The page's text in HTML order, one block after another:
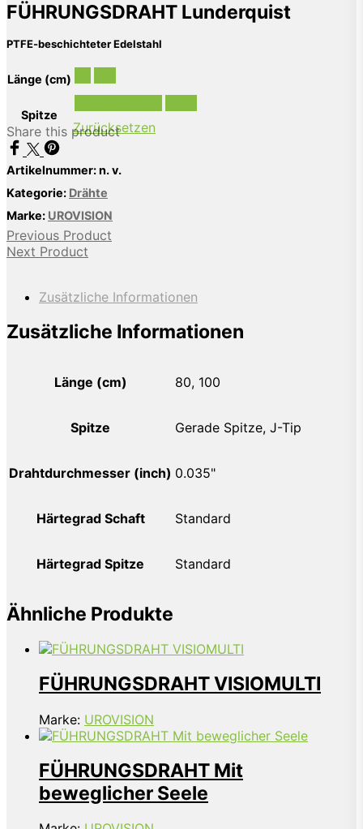
FÜHRUNGSDRAHT Lunderquist
PTFE-beschichteter Edelstahl
Länge (cm)
Spitze
Zurücksetzen
Share this product
Artikelnummer:n. v.
Kategorie: Drähte
Marke: UROVISION
Previous Product
Next Product
Zusätzliche Informationen
Zusätzliche Informationen
Länge (cm) 80, 100
Spitze Gerade Spitze, J-Tip
Drahtdurchmesser (inch) 0.035"
Härtegrad Schaft Standard
Härtegrad Spitze Standard
Ähnliche Produkte
FÜHRUNGSDRAHT VISIOMULTI
Marke: UROVISION
FÜHRUNGSDRAHT Mit
beweglicher Seele